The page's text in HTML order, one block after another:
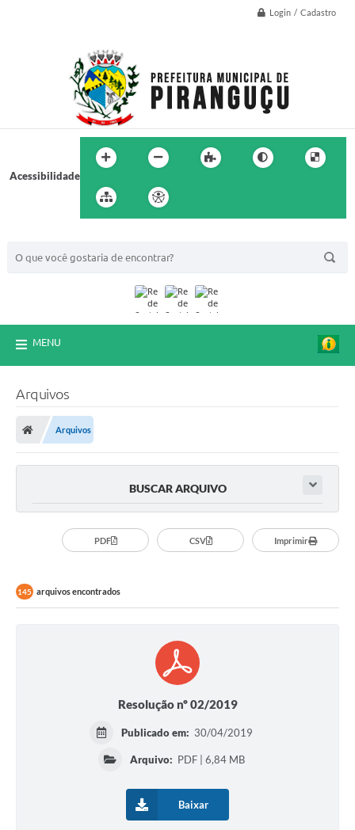
Login / Cadastro
Acessibilidade
MENU
Arquivos
Arquivos
BUSCAR ARQUIVO
PDF CSV Imprimir
145 arquivos encontrados
Resolução nº 02/2019
Publicado em: 30/04/2019
Arquivo: PDF | 6,84 MB
Baixar